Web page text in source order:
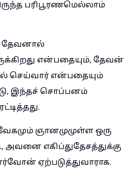
பரிபூரணமெல்லாம்
தேவனால்
என்பதையும், தேவன்
செய்வார் என்பதையும்
இந்தச் சொப்பனம்
ஞானமுமுள்ள ஒரு
அவனை எகிப்துதேசத்துக்கு
ஏற்படுத்துவாராக.